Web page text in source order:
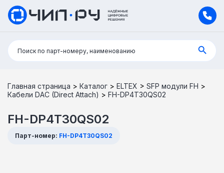
Поиск:
Поиск по парт-номеру, наименованию
Главная страница > Каталог > ELTEX > SFP модули FH >
Кабели DAC (Direct Attach) > FH-DP4T30QS02
FH-DP4T30QS02
Парт-номер: FH-DP4T30QS02